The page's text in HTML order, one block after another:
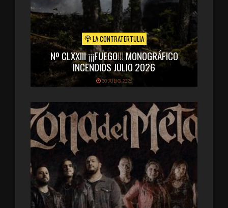
LA CONTRATERTULIA
Nº CLXXIII ¡¡¡FUEGO!!! MONOGRÁFICO
INCENDIOS JULIO 2026
30 JULIO 2026